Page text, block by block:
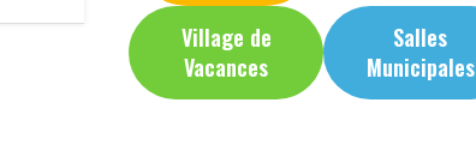
Village de
Vacances
Salles
Municipales